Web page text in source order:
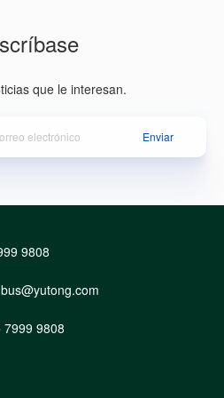
que le interesan.
Enviar
9808
bus@yutong.com
7999 9808